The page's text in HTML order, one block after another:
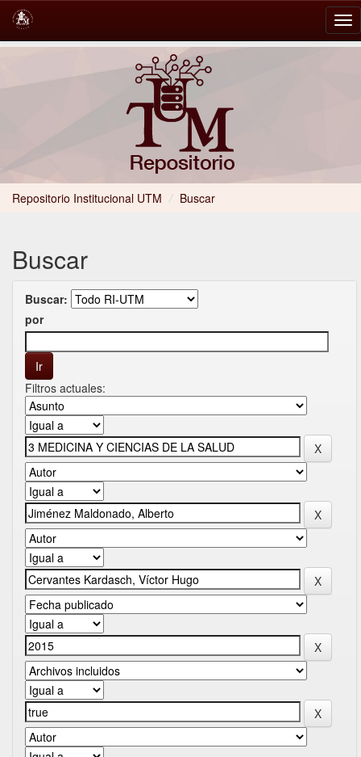
Repositorio Institucional UTM / Buscar
Buscar
Buscar:
por
Filtros actuales: